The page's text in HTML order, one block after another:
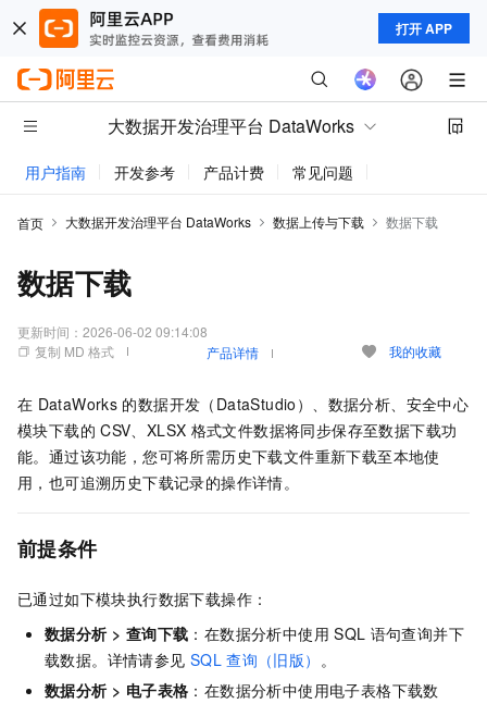
打开 APP
大数据开发治理平台 DataWorks
用户指南 开发参考 产品计费 常见问题
首页 大数据开发治理平台 DataWorks 数据上传与下载 数据下载
数据下载
更新时间： 2026-06-02 09:14:08
复制 MD 格式
产品详情 我的收藏
在 DataWorks 的数据开发（DataStudio）、数据分析、安全中心
模块下载的 CSV、XLSX 格式文件数据将同步保存至数据下载功
能。通过该功能，您可将所需历史下载文件重新下载至本地使
用，也可追溯历史下载记录的操作详情。
前提条件
已通过如下模块执行数据下载操作：
数据分析> 查询下载 ：在数据分析中使用 SQL 语句查询并下
载数据。详情请参见 SQL 查询（旧版） 。
数据分析> 电子表格 ：在数据分析中使用电子表格下载数